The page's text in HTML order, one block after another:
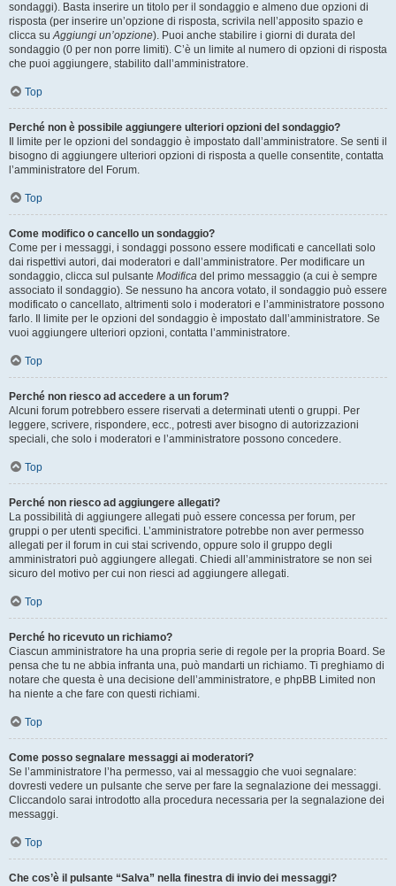
sondaggi). Basta inserire un titolo per il sondaggio e almeno due opzioni di
risposta (per inserire un’opzione di risposta, scrivila nell’apposito spazio e
clicca suAggiungi un’opzione). Puoi anche stabilire i giorni di durata del
sondaggio (0 per non porre limiti). C’è un limite al numero di opzioni di risposta
che puoi aggiungere, stabilito dall’amministratore.
Top
Perché non è possibile aggiungere ulteriori opzioni del sondaggio?
Il limite per le opzioni del sondaggio è impostato dall’amministratore. Se senti il
bisogno di aggiungere ulteriori opzioni di risposta a quelle consentite, contatta
l’amministratore del Forum.
Top
Come modifico o cancello un sondaggio?
Come per i messaggi, i sondaggi possono essere modificati e cancellati solo
dai rispettivi autori, dai moderatori e dall’amministratore. Per modificare un
sondaggio, clicca sul pulsante Modifica del primo messaggio (a cui è sempre
associato il sondaggio). Se nessuno ha ancora votato, il sondaggio può essere
modificato o cancellato, altrimenti solo i moderatori e l’amministratore possono
farlo. Il limite per le opzioni del sondaggio è impostato dall’amministratore. Se
vuoi aggiungere ulteriori opzioni, contatta l’amministratore.
Top
Perché non riesco ad accedere a un forum?
Alcuni forum potrebbero essere riservati a determinati utenti o gruppi. Per
leggere, scrivere, rispondere, ecc., potresti aver bisogno di autorizzazioni
speciali, che solo i moderatori e l’amministratore possono concedere.
Top
Perché non riesco ad aggiungere allegati?
La possibilità di aggiungere allegati può essere concessa per forum, per
gruppi o per utenti specifici. L’amministratore potrebbe non aver permesso
allegati per il forum in cui stai scrivendo, oppure solo il gruppo degli
amministratori può aggiungere allegati. Chiedi all’amministratore se non sei
sicuro del motivo per cui non riesci ad aggiungere allegati.
Top
Perché ho ricevuto un richiamo?
Ciascun amministratore ha una propria serie di regole per la propria Board. Se
pensa che tu ne abbia infranta una, può mandarti un richiamo. Ti preghiamo di
notare che questa è una decisione dell’amministratore, e phpBB Limited non
ha niente a che fare con questi richiami.
Top
Come posso segnalare messaggi ai moderatori?
Se l’amministratore l’ha permesso, vai al messaggio che vuoi segnalare:
dovresti vedere un pulsante che serve per fare la segnalazione dei messaggi.
Cliccandolo sarai introdotto alla procedura necessaria per la segnalazione dei
messaggi.
Top
Che cos’è il pulsante “Salva” nella finestra di invio dei messaggi?